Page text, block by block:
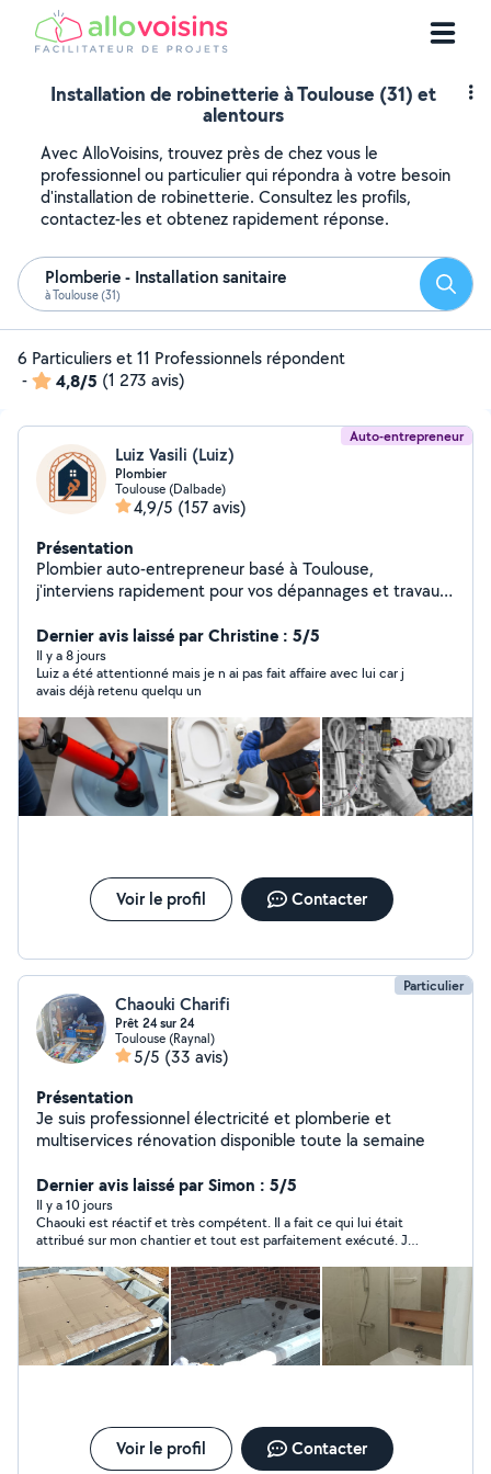
Installation de robinetterie à Toulouse (31) et
alentours
Avec AlloVoisins, trouvez près de chez vous le
professionnel ou particulier qui répondra à votre besoin
d'installation de robinetterie. Consultez les profils,
contactez-les et obtenez rapidement réponse.
Plomberie - Installation sanitaire
à Toulouse (31)
6 Particuliers et 11 Professionnels répondent
-
4,8/5 (1 273 avis)
Auto-entrepreneur
Luiz Vasili (Luiz)
Plombier
Toulouse (Dalbade)
4,9/5 (157 avis)
Présentation
Plombier auto-entrepreneur basé à Toulouse,
j'interviens rapidement pour vos dépannages et travaux
dans le dépannage et l'installation : Recherche et
réparation de fuites d'eau Remplacement et installation
de robinetterie, WC, lavabo, évier, douche Pose et
dépannage de chauffe-eau / ballon Débouchage de
canalisations Raccordements, joints, tuyauterie Petits
travaux de plomberie et de bricolage Disponible 24h/24
et 7j/7, même en urgence. J'interviens rapidement et je
m'engage à vous proposer une solution fiable et
durable.
Dernier avis laissé par Christine : 5/5
Il y a 8 jours
Luiz a été attentionné mais je n ai pas fait affaire avec lui car j
avais déjà retenu quelqu un
Voir le profil Contacter
Particulier
Chaouki Charifi
Prêt 24 sur 24
Toulouse (Raynal)
5/5 (33 avis)
Présentation
Je suis professionnel électricité et plomberie et
multiservices rénovation disponible toute la semaine
Dernier avis laissé par Simon : 5/5
Il y a 10 jours
Chaouki est réactif et très compétent. Il a fait ce qui lui était
attribué sur mon chantier et tout est parfaitement exécuté. Je
Voir le profil Contacter